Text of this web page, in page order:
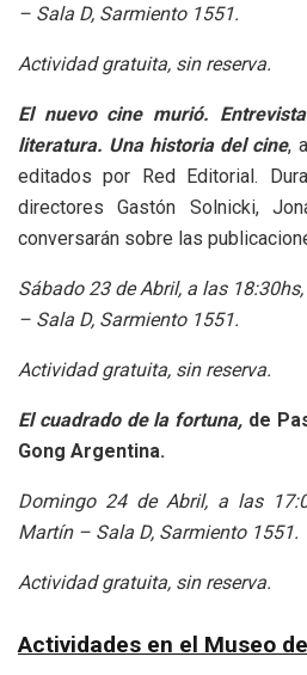
– Sala D, Sarmiento 1551.
Actividad gratuita, sin reserva.
El nuevo cine murió.
literatura. Una historia del cine,
editados por Red Editorial.
directores Gastón Solnicki,
conversarán sobre las
Sábado 23 de Abril, a las
– Sala D, Sarmiento 1551.
Actividad gratuita, sin reserva.
El cuadrado de la fortuna, de
Gong Argentina.
Domingo 24 de Abril, a las
Martín – Sala D, Sarmiento 1551.
Actividad gratuita, sin reserva.
Actividades en el Museo